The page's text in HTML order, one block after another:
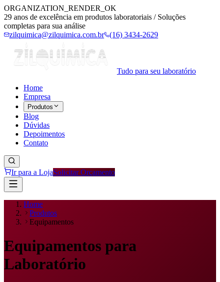
ORGANIZATION_RENDER_OK
29 anos de excelência em produtos laboratoriais / Soluções
completas para sua análise
zilquimica@zilquimica.com.br
(16) 3434-2629
Tudo para seu laboratório
Home
Empresa
Produtos
Blog
Dúvidas
Depoimentos
Contato
Ir para a LojaSolicitar Orçamento
Home
Produtos
Equipamentos
Equipamentos para
Laboratório